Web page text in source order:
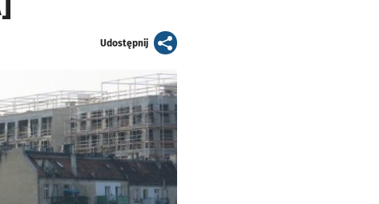
Udostępnijartykuł